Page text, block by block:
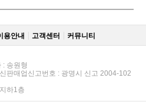
용안내 고객센터 커뮤니티
: 송원형
판매업신고번호 : 광명시 신고 2004-102
하1층